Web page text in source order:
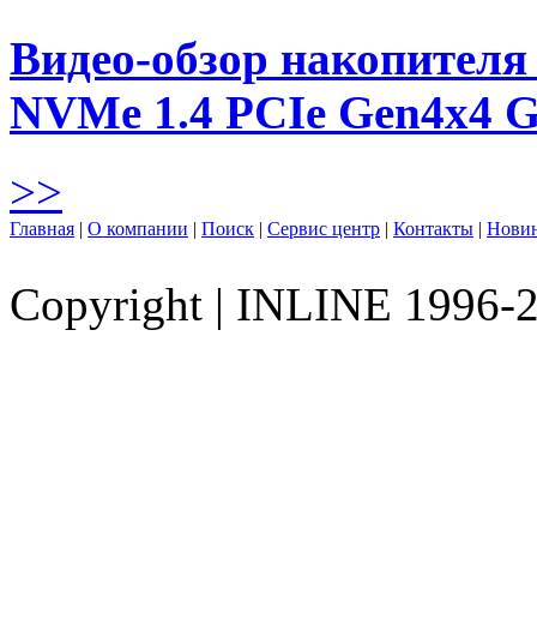
Видео-обзор
NVMe 1.4 PCIe Gen4х4
>>
Главная | О компании | Поиск | Сервис центр | Контакты |
Copyright | INLINE 1996-